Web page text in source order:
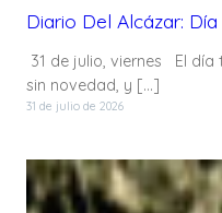
Diario Del Alcázar: Día
31 de julio, viernes El
sin novedad, y […]
31 de julio de 2026